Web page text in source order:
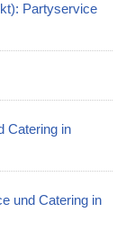
Partyservice
Catering in
und Catering in